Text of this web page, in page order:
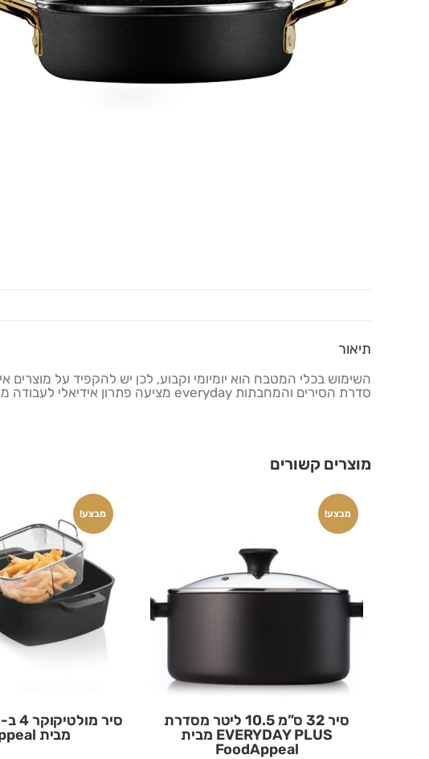
תיאור
השימוש בכלי המטבח הוא יומיומי וקבוע, לכן יש להקפיד על מוצרים
סדרת הסירים והמחבתות everyday מציעה פתרון אידיאלי לעבודה מהנה, נוחה ויומיומית במטבח ומביאה אל שולחנכם אוכל טעים יותר.
מוצרים קשורים
מבצע!
סיר 32 ס”מ 10.5 ליטר מסדרת
EVERYDAY PLUS מבית
FoodAppeal
מבצע!
מבית FoodAppeal